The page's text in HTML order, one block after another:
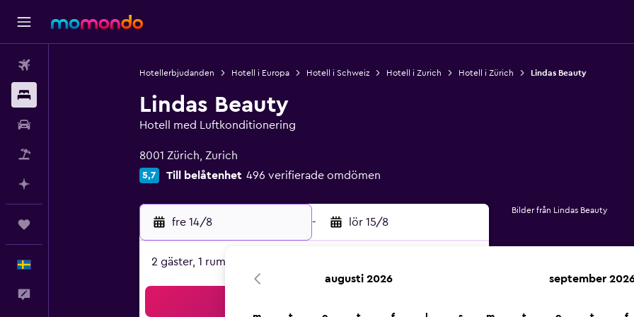
Hotellerbjudanden Hotell i Europa Hotell i Schweiz Hotell i Zurich Hotell i Zürich Lindas Beauty
Lindas Beauty
Hotell med Luftkonditionering
8001 Zürich, Zurich
5,7 Till belåtenhet 496 verifierade omdömen
fre 14/8 - lör 15/8
2 gäster, 1 rum
Bilder från Lindas Beauty
augusti 2026 september